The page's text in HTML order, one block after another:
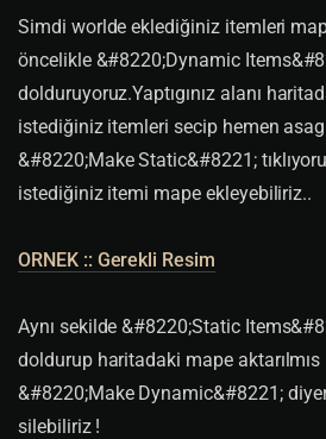
Simdi worlde eklediğiniz itemleri
öncelikle &#8220;Dynamic
dolduruyoruz.Yaptıgınız alanı
istediğiniz itemleri secip hemen
&#8220;Make Static&#8221;
istediğiniz itemi mape ekleyebiliriz..
ORNEK :: Gerekli Resim
Aynı sekilde &#8220;Static
doldurup haritadaki mape
&#8220;Make Dynamic&#8221;
silebiliriz !